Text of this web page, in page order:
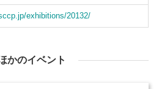
exhibitions/20132/
かのイベント